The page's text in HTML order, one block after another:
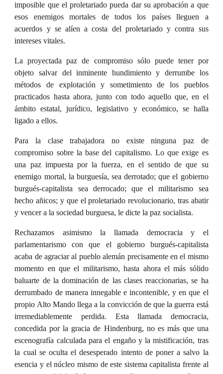
imposible que el proletariado pueda dar su aprobación a que
esos enemigos mortales de todos los países lleguen a
acuerdos y se alíen a costa del proletariado y contra sus
intereses vitales.
La proyectada paz de compromiso sólo puede tener por
objeto salvar del inminente hundimiento y derrumbe los
métodos de explotación y sometimiento de los pueblos
practicados hasta ahora, junto con todo aquello que, en el
ámbito estatal, jurídico, legislativo y económico, se halla
ligado a ellos.
Para la clase trabajadora no existe ninguna paz de
compromiso sobre la base del capitalismo. Lo que exige es
una paz impuesta por la fuerza, en el sentido de que su
enemigo mortal, la burguesía, sea derrotado; que el gobierno
burgués-capitalista sea derrocado; que el militarismo sea
hecho añicos; y que el proletariado revolucionario, tras abatir
y vencer a la sociedad burguesa, le dicte la paz socialista.
Rechazamos asimismo la llamada democracia y el
parlamentarismo con que el gobierno burgués-capitalista
acaba de agraciar al pueblo alemán precisamente en el mismo
momento en que el militarismo, hasta ahora el más sólido
baluarte de la dominación de las clases reaccionarias, se ha
derrumbado de manera innegable e incontenible, y en que el
propio Alto Mando llega a la convicción de que la guerra está
irremediablemente perdida. Esta llamada democracia,
concedida por la gracia de Hindenburg, no es más que una
escenografía calculada para el engaño y la mistificación, tras
la cual se oculta el desesperado intento de poner a salvo la
esencia y el núcleo mismo de este sistema capitalista frente al